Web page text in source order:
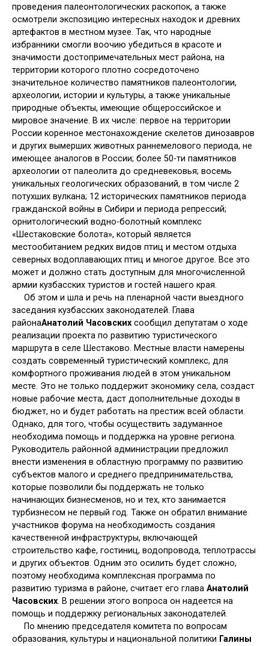
проведения палеонтологических раскопок, а также
осмотрели экспозицию интересных находок и древних
артефактов в местном музее. Так, что народные
избранники смогли воочию убедиться в красоте и
значимости достопримечательных мест района, на
территории которого плотно сосредоточено
значительное количество памятников палеонтологии,
археологии, истории и культуры, а также уникальные
природные объекты, имеющие общероссийское и
мировое значение. В их числе: первое на территории
России коренное местонахождение скелетов динозавров
и других вымерших животных раннемелового периода, не
имеющее аналогов в России; более 50-ти памятников
археологии от палеолита до средневековья; восемь
уникальных геологических образований, в том числе 2
потухших вулкана; 12 исторических памятников периода
гражданской войны в Сибири и периода репрессий;
орнитологический водно-болотный комплекс
«Шестаковские болота», который является
местообитанием редких видов птиц и местом отдыха
северных водоплавающих птиц и многое другое. Все это
может и должно стать доступным для многочисленной
армии кузбасских туристов и гостей нашего края.
Об этом и шла и речь на пленарной части выездного
заседания кузбасских законодателей. Глава
районаАнатолий Часовских сообщил депутатам о ходе
реализации проекта по развитию туристического
маршрута в селе Шестаково. Местные власти намерены
создать современный туристический комплекс, для
комфортного проживания людей в этом уникальном
месте. Это не только поддержит экономику села, создаст
новые рабочие места, даст дополнительные доходы в
бюджет, но и будет работать на престиж всей области.
Однако, для того, чтобы осуществить задуманное
необходима помощь и поддержка на уровне региона.
Руководитель районной администрации предложил
внести изменения в областную программу по развитию
субъектов малого и среднего предпринимательства,
которые позволили бы поддержать не только
начинающих бизнесменов, но и тех, кто занимается
турбизнесом не первый год. Также он обратил внимание
участников форума на необходимость создания
качественной инфраструктуры, включающей
строительство кафе, гостиниц, водопровода, теплотрассы
и других объектов. Одним это осилить будет сложно,
поэтому необходима комплексная программа по
развитию туризма в районе, считает его глава Анатолий
Часовских. В решении этого вопроса он надеется на
помощь и поддержку региональных законодателей.
По мнению председателя комитета по вопросам
образования, культуры и национальной политики Галины